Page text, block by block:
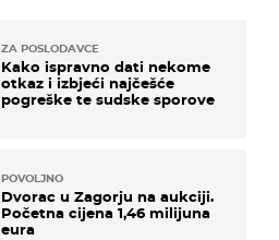
ZA POSLODAVCE
Kako ispravno dati nekome
otkaz i izbjeći najčešće
pogreške te sudske sporove
POVOLJNO
Dvorac u Zagorju na aukciji.
Početna cijena 1,46 milijuna
eura